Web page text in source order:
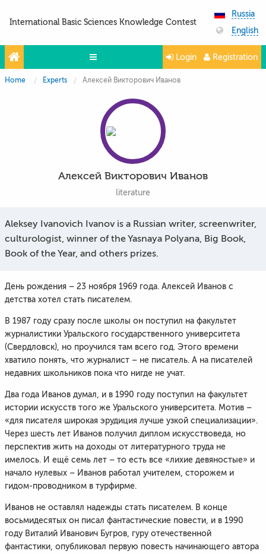
International Basic Sciences Knowledge Contest
Russia
English
Olympiads
Questions and answers
Login Registration
Home Experts Алексей Викторович Иванов
Алексей Викторович Иванов
literature
Aleksey Ivanovich Ivanov is a Russian writer, screenwriter,
culturologist, winner of the Yasnaya Polyana, Big Book,
Book of the Year, and others prizes.
День рождения – 23 ноября 1969 года. Алексей Иванов с
детства хотел стать писателем.
В 1987 году сразу после школы он поступил на факультет
журналистики Уральского государственного университета
(Свердловск), но проучился там всего год. Этого времени
хватило понять, что журналист – не писатель. А на писателей
недавних школьников пока что нигде не учат.
Два года Иванов думал, и в 1990 году поступил на факультет
истории искусств того же Уральского университета. Мотив –
«для писателя широкая эрудиция лучше узкой специализации».
Через шесть лет Иванов получил диплом искусствоведа, но
перспектив жить на доходы от литературного труда не
имелось. И ещё семь лет – то есть все «лихие девяностые» и
начало нулевых – Иванов работал учителем, сторожем и
гидом-проводником в турфирме.
Иванов не оставлял надежды стать писателем. В конце
восьмидесятых он писал фантастические повести, и в 1990
году Виталий Иванович Бугров, гуру отечественной
фантастики, опубликовал первую повесть начинающего автора